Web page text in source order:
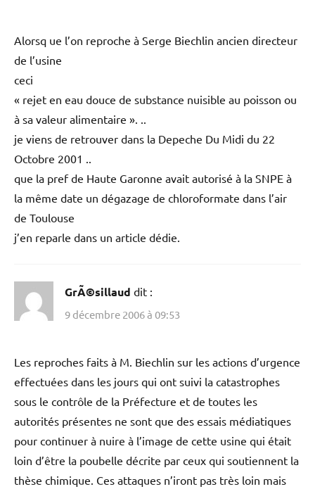
+ Risque accidentel
+ Clip
———————————-
Comptes rendus 2006
SNPE et dÃ©gazage
8 décembre 2006 à 22:26
Alorsq ue l’on reproche à Serge Biechlin ancien directeur
« rejet en eau douce de substance nuisible au poisson ou
à sa valeur alimentaire ». ..
que la pref de Haute Garonne avait autorisé à la SNPE à
la même date un dégazage de chloroformate dans l’air
de Toulouse
j’en reparle dans un article dédie.
GrÃ©sillaud dit :